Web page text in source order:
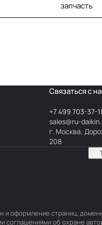
запчасть
Связаться с
+7 499 703-37-
sales@ru-
г. Москва,
208
и оформление страниц,
соглашениями об охране